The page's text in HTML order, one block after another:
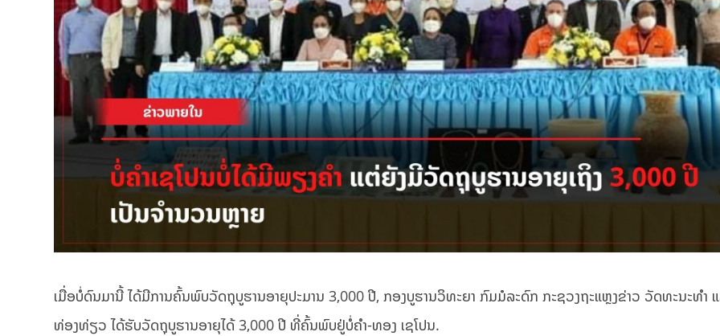
ເມື່ອບໍ່ດົນມານີ້ ໄດ້ມີການຄົ້ນພົບວັດຖຸບູຮານອາຍຸປະມານ 3,000 ປີ, ກອງບູຮານວິທະຍາ ກົມມໍລະດົກ ກະຊວງຖະແຫຼງຂ່າວ ວັດທະນະທຳ
ທ່ອງທ່ຽວ ໄດ້ຮັບວັດຖຸບູຮານອາຍຸໄດ້ 3,000 ປີ ທີ່ຄົ້ນພົບຢູ່ບໍ່ຄຳ-ທອງ ເຊໂປນ.